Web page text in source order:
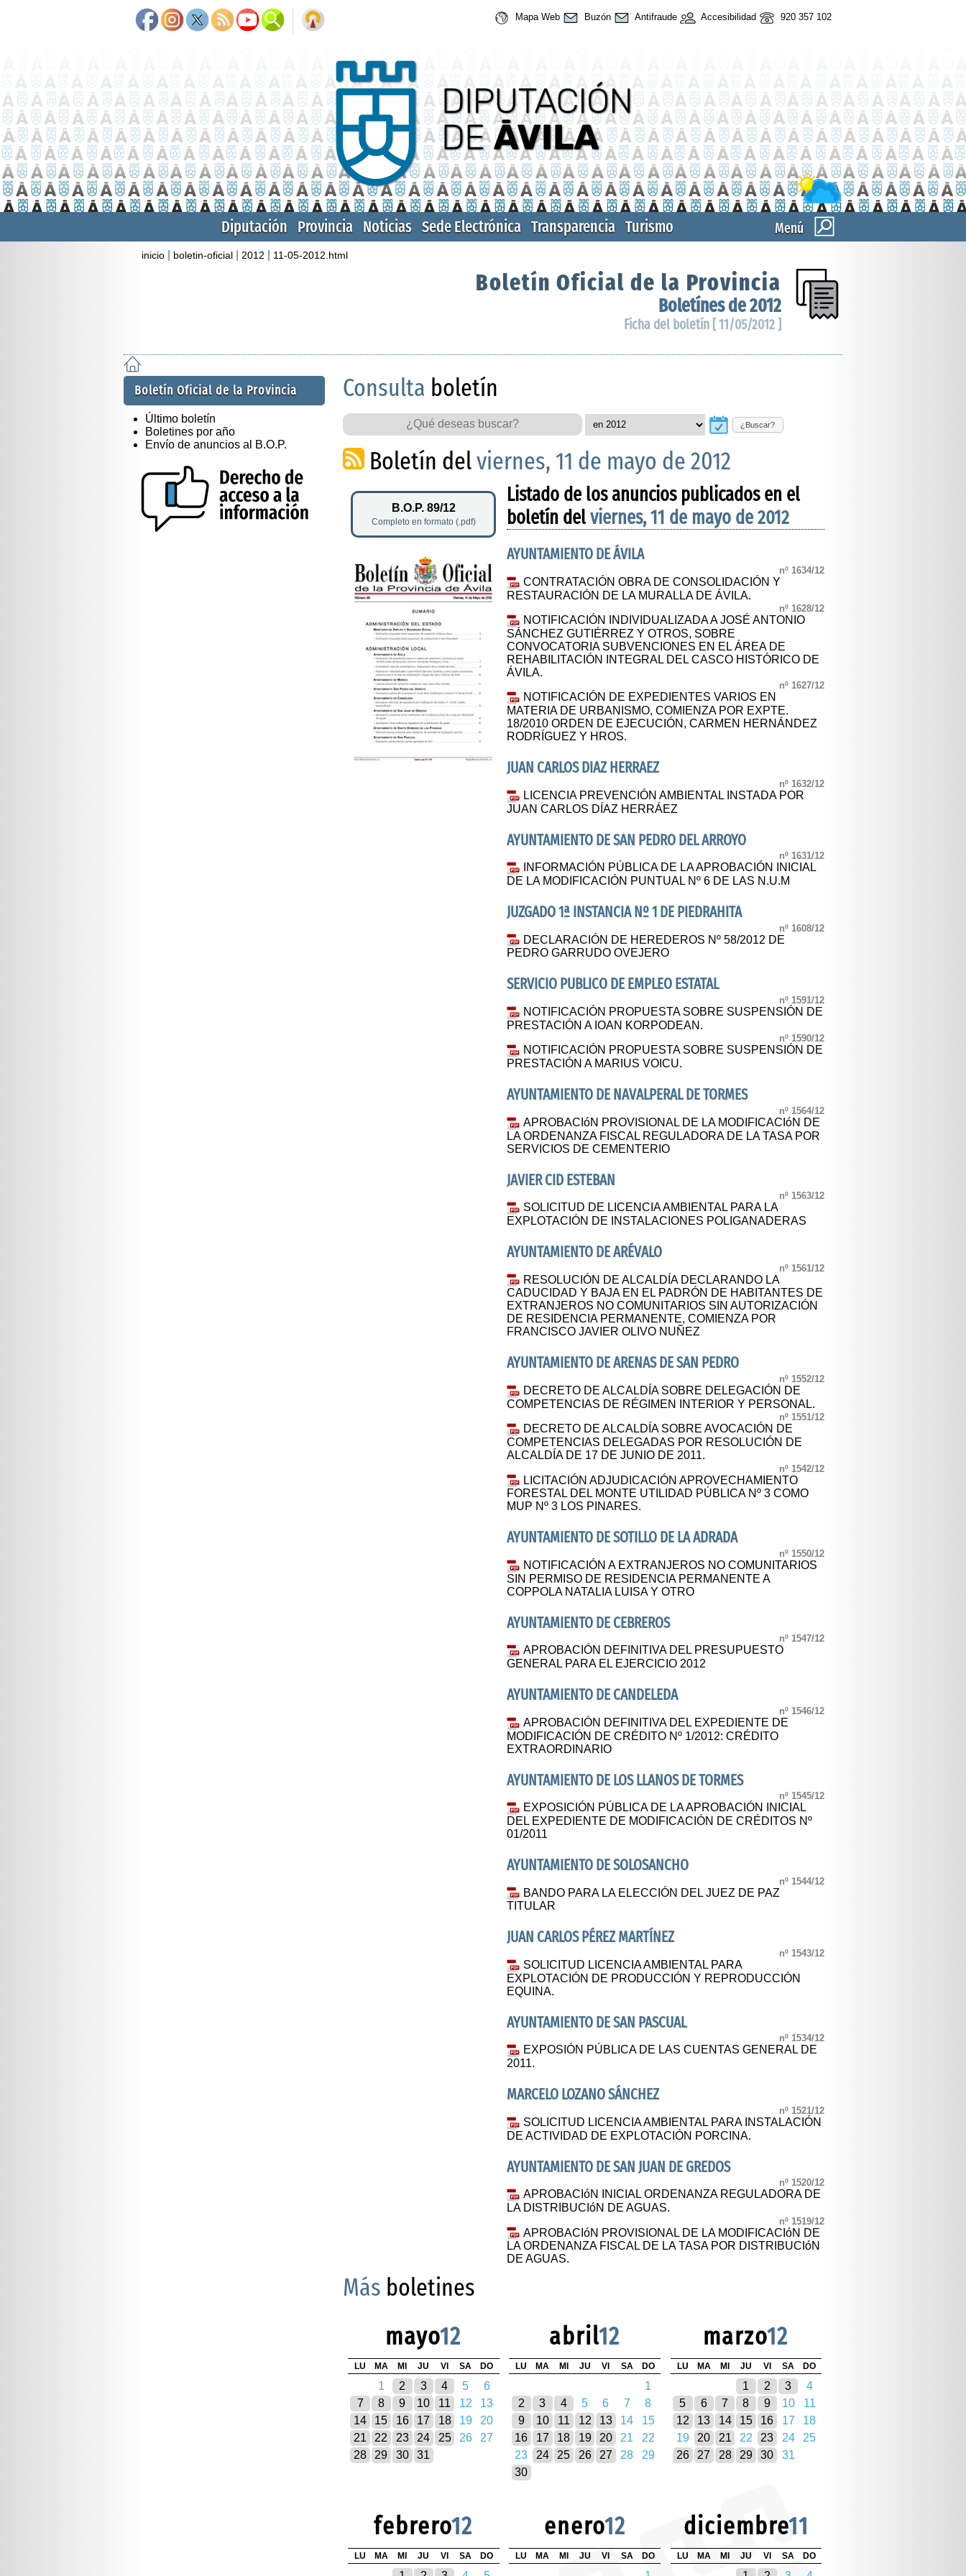
Mapa Web Buzón Antifraude Accesibilidad 920 357 102
Menú
Diputación Provincia Noticias Sede Electrónica Transparencia Turismo
inicio boletin-oficial 2012 11-05-2012.html
Boletín Oficial de la Provincia
Boletínes de 2012
Ficha del boletín [ 11/05/2012 ]
Boletín Oficial de la Provincia
Último boletín
Boletines por año
Envío de anuncios al B.O.P.
Consulta boletín
¿Buscar?
Boletín delviernes, 11 de mayo de 2012
B.O.P. 89/12
Completo en formato (.pdf)
Listado de los anuncios publicados en el
boletín delviernes, 11 de mayo de 2012
AYUNTAMIENTO DE ÁVILA
nº 1634/12
CONTRATACIÓN OBRA DE CONSOLIDACIÓN Y
RESTAURACIÓN DE LA MURALLA DE ÁVILA.
nº 1628/12
NOTIFICACIÓN INDIVIDUALIZADA A JOSÉ ANTONIO
SÁNCHEZ GUTIÉRREZ Y OTROS, SOBRE
CONVOCATORIA SUBVENCIONES EN EL ÁREA DE
REHABILITACIÓN INTEGRAL DEL CASCO HISTÓRICO DE
ÁVILA.
nº 1627/12
NOTIFICACIÓN DE EXPEDIENTES VARIOS EN
MATERIA DE URBANISMO, COMIENZA POR EXPTE.
18/2010 ORDEN DE EJECUCIÓN, CARMEN HERNÁNDEZ
RODRÍGUEZ Y HROS.
JUAN CARLOS DIAZ HERRAEZ
nº 1632/12
LICENCIA PREVENCIÓN AMBIENTAL INSTADA POR
JUAN CARLOS DÍAZ HERRÁEZ
AYUNTAMIENTO DE SAN PEDRO DEL ARROYO
nº 1631/12
INFORMACIÓN PÚBLICA DE LA APROBACIÓN INICIAL
DE LA MODIFICACIÓN PUNTUAL Nº 6 DE LAS N.U.M
JUZGADO 1ª INSTANCIA Nº 1 DE PIEDRAHITA
nº 1608/12
DECLARACIÓN DE HEREDEROS Nº 58/2012 DE
PEDRO GARRUDO OVEJERO
SERVICIO PUBLICO DE EMPLEO ESTATAL
nº 1591/12
NOTIFICACIÓN PROPUESTA SOBRE SUSPENSIÓN DE
PRESTACIÓN A IOAN KORPODEAN.
nº 1590/12
NOTIFICACIÓN PROPUESTA SOBRE SUSPENSIÓN DE
PRESTACIÓN A MARIUS VOICU.
AYUNTAMIENTO DE NAVALPERAL DE TORMES
nº 1564/12
APROBACIóN PROVISIONAL DE LA MODIFICACIóN DE
LA ORDENANZA FISCAL REGULADORA DE LA TASA POR
SERVICIOS DE CEMENTERIO
JAVIER CID ESTEBAN
nº 1563/12
SOLICITUD DE LICENCIA AMBIENTAL PARA LA
EXPLOTACIÓN DE INSTALACIONES POLIGANADERAS
AYUNTAMIENTO DE ARÉVALO
nº 1561/12
RESOLUCIÓN DE ALCALDÍA DECLARANDO LA
CADUCIDAD Y BAJA EN EL PADRÓN DE HABITANTES DE
EXTRANJEROS NO COMUNITARIOS SIN AUTORIZACIÓN
DE RESIDENCIA PERMANENTE, COMIENZA POR
FRANCISCO JAVIER OLIVO NUÑEZ
AYUNTAMIENTO DE ARENAS DE SAN PEDRO
nº 1552/12
DECRETO DE ALCALDÍA SOBRE DELEGACIÓN DE
COMPETENCIAS DE RÉGIMEN INTERIOR Y PERSONAL.
nº 1551/12
DECRETO DE ALCALDÍA SOBRE AVOCACIÓN DE
COMPETENCIAS DELEGADAS POR RESOLUCIÓN DE
ALCALDÍA DE 17 DE JUNIO DE 2011.
nº 1542/12
LICITACIÓN ADJUDICACIÓN APROVECHAMIENTO
FORESTAL DEL MONTE UTILIDAD PÚBLICA Nº 3 COMO
MUP Nº 3 LOS PINARES.
AYUNTAMIENTO DE SOTILLO DE LA ADRADA
nº 1550/12
NOTIFICACIÓN A EXTRANJEROS NO COMUNITARIOS
SIN PERMISO DE RESIDENCIA PERMANENTE A
COPPOLA NATALIA LUISA Y OTRO
AYUNTAMIENTO DE CEBREROS
nº 1547/12
APROBACIÓN DEFINITIVA DEL PRESUPUESTO
GENERAL PARA EL EJERCICIO 2012
AYUNTAMIENTO DE CANDELEDA
nº 1546/12
APROBACIÓN DEFINITIVA DEL EXPEDIENTE DE
MODIFICACIÓN DE CRÉDITO Nº 1/2012: CRÉDITO
EXTRAORDINARIO
AYUNTAMIENTO DE LOS LLANOS DE TORMES
nº 1545/12
EXPOSICIÓN PÚBLICA DE LA APROBACIÓN INICIAL
DEL EXPEDIENTE DE MODIFICACIÓN DE CRÉDITOS Nº
01/2011
AYUNTAMIENTO DE SOLOSANCHO
nº 1544/12
BANDO PARA LA ELECCIÓN DEL JUEZ DE PAZ
TITULAR
JUAN CARLOS PÉREZ MARTÍNEZ
nº 1543/12
SOLICITUD LICENCIA AMBIENTAL PARA
EXPLOTACIÓN DE PRODUCCIÓN Y REPRODUCCIÓN
EQUINA.
AYUNTAMIENTO DE SAN PASCUAL
nº 1534/12
EXPOSIÓN PÚBLICA DE LAS CUENTAS GENERAL DE
2011.
MARCELO LOZANO SÁNCHEZ
nº 1521/12
SOLICITUD LICENCIA AMBIENTAL PARA INSTALACIÓN
DE ACTIVIDAD DE EXPLOTACIÓN PORCINA.
AYUNTAMIENTO DE SAN JUAN DE GREDOS
nº 1520/12
APROBACIóN INICIAL ORDENANZA REGULADORA DE
LA DISTRIBUCIóN DE AGUAS.
nº 1519/12
APROBACIóN PROVISIONAL DE LA MODIFICACIóN DE
LA ORDENANZA FISCAL DE LA TASA POR DISTRIBUCIóN
DE AGUAS.
Más boletines
mayo12
LU MA MI JU VI SA DO
1 2 3 4 5
6
7
8 9 10 11 12
13
14
15 16 17 18 19
20
21
22 23 24 25 26
27
28
29 30 31
abril12
LU MA MI JU VI SA DO
1
2
3 4 5 6 7
8
9
10 11 12 13 14
15
16
17 18 19 20 21
22
23
24 25 26 27 28
29
30
marzo12
LU MA MI JU VI SA DO
1 2 3
4
5
6 7 8 9 10
11
12
13 14 15 16 17
18
19
20 21 22 23 24
25
26
27 28 29 30 31
febrero12
LU MA MI JU VI SA DO
enero12
LU MA MI JU VI SA DO
diciembre11
LU MA MI JU VI SA DO